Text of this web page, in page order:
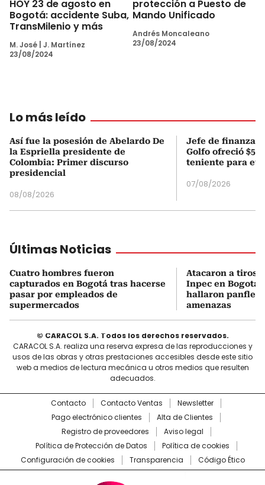
HOY 23 de agosto en
Bogotá: accidente Suba,
TransMilenio y más
M. José J. Martínez
23/08/2024
protección a Puesto de
Mando Unificado
Andrés Moncaleano
23/08/2024
Lo más leído
Así fue la posesión de Abelardo De
la Espriella presidente de
Colombia: Primer discurso
presidencial
08/08/2026
Jefe de finanzas
Golfo ofreció
teniente para
07/08/2026
Últimas Noticias
Cuatro hombres fueron
capturados en Bogotá tras hacerse
pasar por empleados de
supermercados
Atacaron a tiros
Inpec en
hallaron
amenazas
© CARACOL S.A. Todos los derechos reservados.
CARACOL S.A. realiza una reserva expresa de las reproducciones y
usos de las obras y otras prestaciones accesibles desde este sitio
web a medios de lectura mecánica u otros medios que resulten
adecuados.
Contacto Contacto Ventas
Newsletter
Pago electrónico clientes
Alta de Clientes
Registro de proveedores
Aviso legal
Política de Protección de Datos
Política de cookies
Configuración de cookies
Transparencia Código Ético